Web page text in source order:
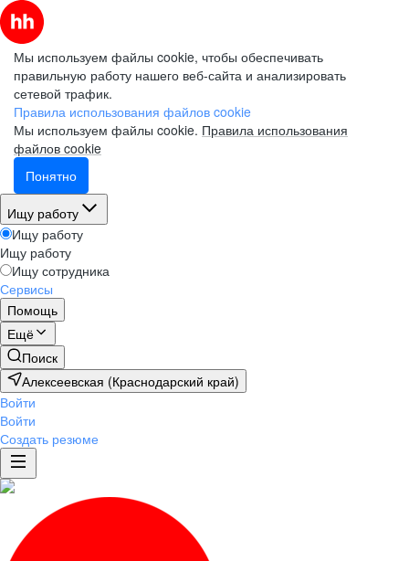
Мы используем файлы cookie, чтобы обеспечивать
правильную работу нашего веб-сайта и анализировать
сетевой трафик.
Правила использования файлов cookie
Мы используем файлы cookie. Правила использования
файлов cookie
Понятно
Ищу работу
Ищу работу
Ищу работу
Ищу сотрудника
Сервисы
Помощь
Ещё
Поиск
Алексеевская (Краснодарский край)
Войти
Войти
Создать резюме